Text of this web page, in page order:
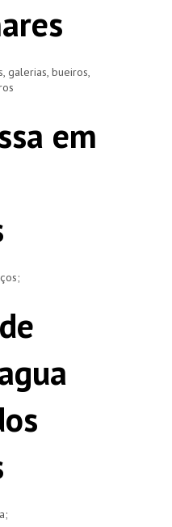
galerias, bueiros,
em